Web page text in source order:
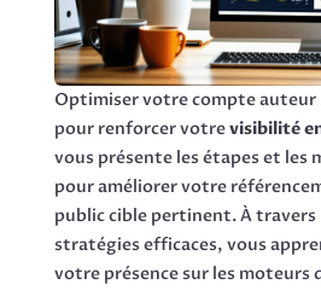
Optimiser votre compte auteur
pour renforcer votrevisibilité
vous présente les étapes et les
pour améliorer votre
public cible pertinent. À travers
stratégies efficaces, vous
votre présence sur les moteurs